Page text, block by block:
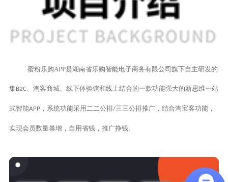
蜜粉乐购APP是湖南省乐购智能电子商务有限公司旗下自主研发的
集 B2C、淘客商城、线下体验馆和线上结合的一款功能强大的新思维一站
式智能APP，系统功能采用二二公排/三三公排推广，结合淘宝客功能，
实现会员数量暴增，自用省钱，推广挣钱。